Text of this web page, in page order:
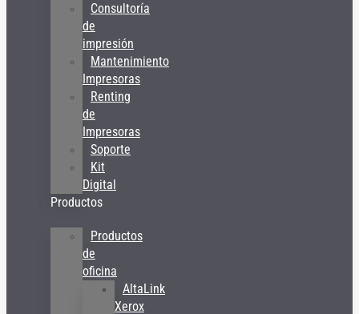
Consultoría
de
impresión
Mantenimiento
Impresoras
Renting
de
Impresoras
Soporte
Kit
Digital
Productos
Productos
de
oficina
AltaLink
Xerox